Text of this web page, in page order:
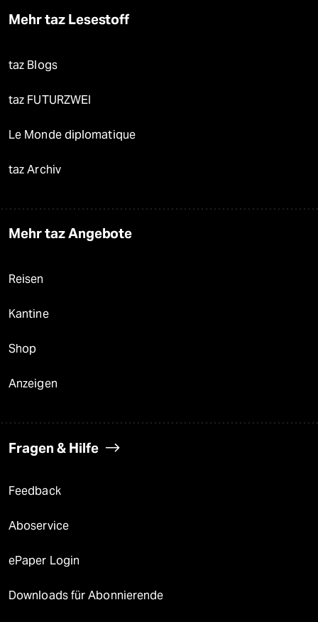
Mehr taz Lesestoff
taz Blogs
taz FUTURZWEI
Le Monde diplomatique
taz Archiv
Mehr taz Angebote
Reisen
Kantine
Shop
Anzeigen
Fragen & Hilfe
Feedback
Aboservice
ePaper Login
Downloads für Abonnierende